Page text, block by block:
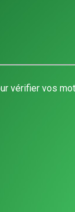
vérifier vos